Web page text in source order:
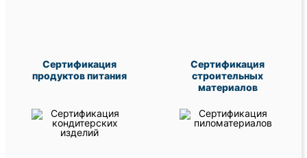
Сертификация
продуктов питания
Сертификация
строительных
материалов